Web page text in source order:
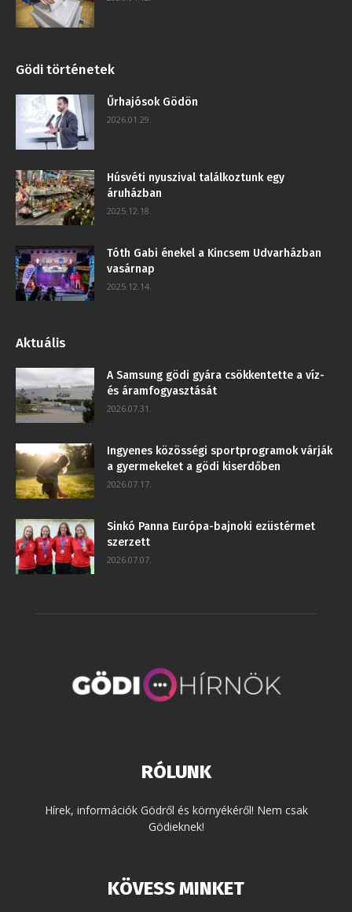
Gödi történetek
Űrhajósok Gödön
2026.01.29.
Húsvéti nyuszival találkoztunk egy
áruházban
2025.12.18.
Tóth Gabi énekel a Kincsem Udvarházban
vasárnap
2025.12.14.
Aktuális
A Samsung gödi gyára csökkentette a víz-
és áramfogyasztását
2026.07.31.
Ingyenes közösségi sportprogramok várják
a gyermekeket a gödi kiserdőben
2026.07.17.
Sinkó Panna Európa-bajnoki ezüstérmet
szerzett
2026.07.07.
RÓLUNK
Hírek, információk Gödről és környékéről! Nem csak
Gödieknek!
KÖVESS MINKET